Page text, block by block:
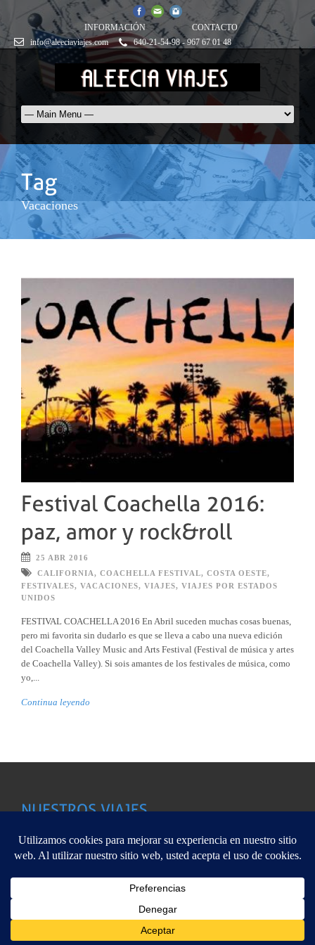
INFORMACIÓN
CONTACTO
info@aleeciaviajes.com
640-21-54-98 - 967 67 01 48
Vacaciones
25 ABR 2016
CALIFORNIA, COACHELLA FESTIVAL, COSTA OESTE,
FESTIVALES, VACACIONES, VIAJES, VIAJES POR ESTADOS
UNIDOS
FESTIVAL COACHELLA 2016 En Abril suceden muchas cosas buenas,
pero mi favorita sin dudarlo es que se lleva a cabo una nueva edición
del Coachella Valley Music and Arts Festival (Festival de música y artes
de Coachella Valley). Si sois amantes de los festivales de música, como
yo,...
Continua leyendo
Aleecia Viajes pertenece a Viajes Viaverde CICLM-02122, C/
Arq.Vandelvira,25.-Albacete 967 67 01 48 Copyright @ 2013
ALEECiA
Este sitio web utiliza cookies para que usted tenga la mejor experiencia de
usuario. Si continúa navegando está dando su consentimiento para la
de las mencionadas cookies y la aceptación de nuestra
,
el enlace para mayor información.
ACEPTAR